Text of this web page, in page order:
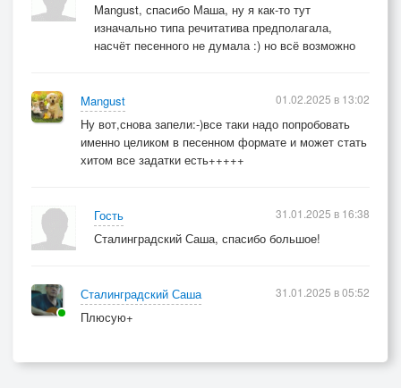
Mangust, спасибо Маша, ну я как-то тут
изначально типа речитатива предполагала,
насчёт песенного не думала :) но всё возможно
Mangust
Ну вот,снова запели:-)все таки надо попробовать
именно целиком в песенном формате и может стать
хитом все задатки есть+++++
01.02.2025 в 13:02
Гость
Сталинградский Саша, спасибо большое!
31.01.2025 в 16:38
Сталинградский Саша
Плюсую+
31.01.2025 в 05:52